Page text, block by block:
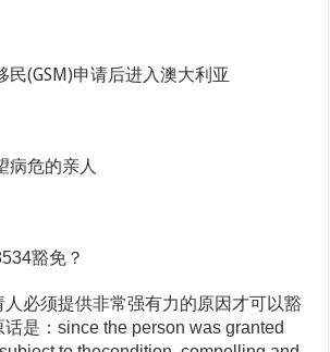
民(GSM)申请后进入澳大利亚
病危的亲人
豁免？
必须提供非常强有力的原因才可以豁
是：since the person was granted